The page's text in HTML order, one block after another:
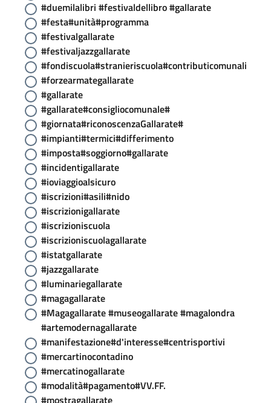
#duemilalibri #festivaldellibro #gallarate
#festa#unità#programma
#festivalgallarate
#festivaljazzgallarate
#fondiscuola#stranieriscuola#contributicomunali
#forzearmategallarate
#gallarate
#gallarate#consigliocomunale#
#giornata#riconoscenzaGallarate#
#impianti#termici#differimento
#imposta#soggiorno#gallarate
#incidentigallarate
#ioviaggioalsicuro
#iscrizioni#asili#nido
#iscrizionigallarate
#iscrizioniscuola
#iscrizioniscuolagallarate
#istatgallarate
#jazzgallarate
#luminariegallarate
#magagallarate
#Magagallarate #museogallarate #magalondra
#artemodernagallarate
#manifestazione#d'interesse#centrisportivi
#mercartinocontadino
#mercatinogallarate
#modalità#pagamento#VV.FF.
#mostragallarate